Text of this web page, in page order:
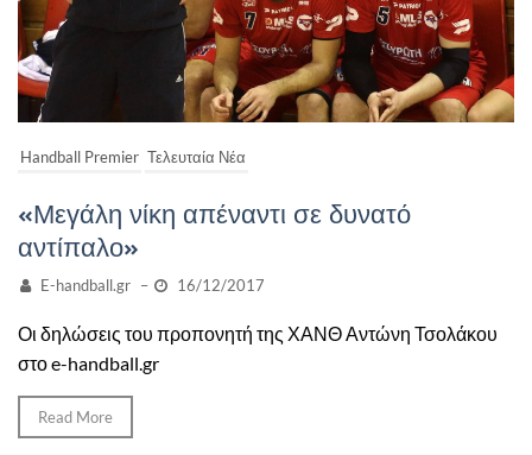
Handball Premier Τελευταία Νέα
«Μεγάλη νίκη απέναντι σε δυνατό
αντίπαλο»
E-handball.gr – 16/12/2017
Οι δηλώσεις του προπονητή της ΧΑΝΘ Αντώνη Τσολάκου
στο e-handball.gr
Read More